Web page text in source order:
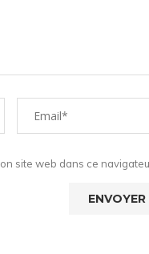
site web dans ce